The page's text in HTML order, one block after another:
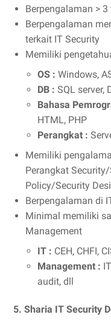
Berpengalaman >
Berpengalaman
terkait IT Security
Memiliki
OS : Windows,
DB : SQL server,
Bahasa
HTML, PHP
Perangkat :
Memiliki
Perangkat
Policy/Security
Berpengalaman di
Minimal memiliki
Management
IT : CEH, CHFI,
Management :
audit, dll
5. Sharia IT Security